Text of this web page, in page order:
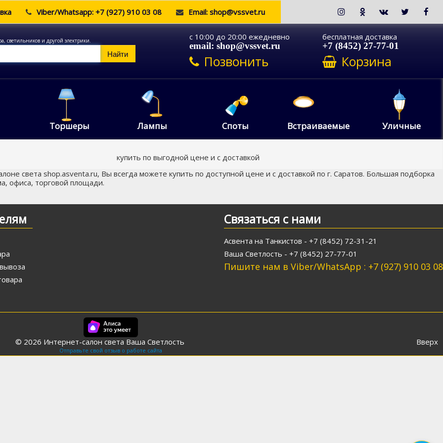
Viber/Whatsapp: +7 (927) 910 03 08 Email: shop@vssvet.ru
светильников и другой электрики.
Найти
c 10:00 до 20:00 ежедневно
email: shop@vssvet.ru
Позвонить
бесплатная доставка
+7 (8452) 27-77-01
Корзина
Торшеры Лампы Споты Встраиваемые Уличные
купить по выгодной цене и с доставкой
света shop.asventa.ru, Вы всегда можете купить по доступной цене и с доставкой по г. Саратов. Большая подборка
офиса, торговой площади.
Связаться с нами
Асвента на Танкистов - +7 (8452) 72-31-21
Ваша Светлость - +7 (8452) 27-77-01
Пишите нам в Viber/WhatsApp : +7 (927) 910 03 08
Вверх
© 2026 Интернет-салон света Ваша Светлость
Отправьте свой отзыв о работе сайта